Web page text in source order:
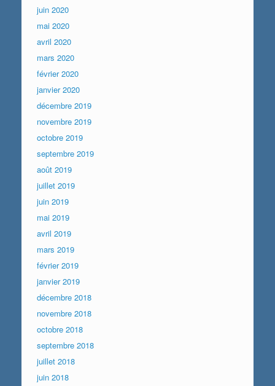
juin 2020
mai 2020
avril 2020
mars 2020
février 2020
janvier 2020
décembre 2019
novembre 2019
octobre 2019
septembre 2019
août 2019
juillet 2019
juin 2019
mai 2019
avril 2019
mars 2019
février 2019
janvier 2019
décembre 2018
novembre 2018
octobre 2018
septembre 2018
juillet 2018
juin 2018